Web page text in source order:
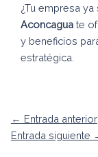
¿Tu empresa
Aconcagua te
y beneficios
estratégica.
← Entrada anterior
Entrada siguiente